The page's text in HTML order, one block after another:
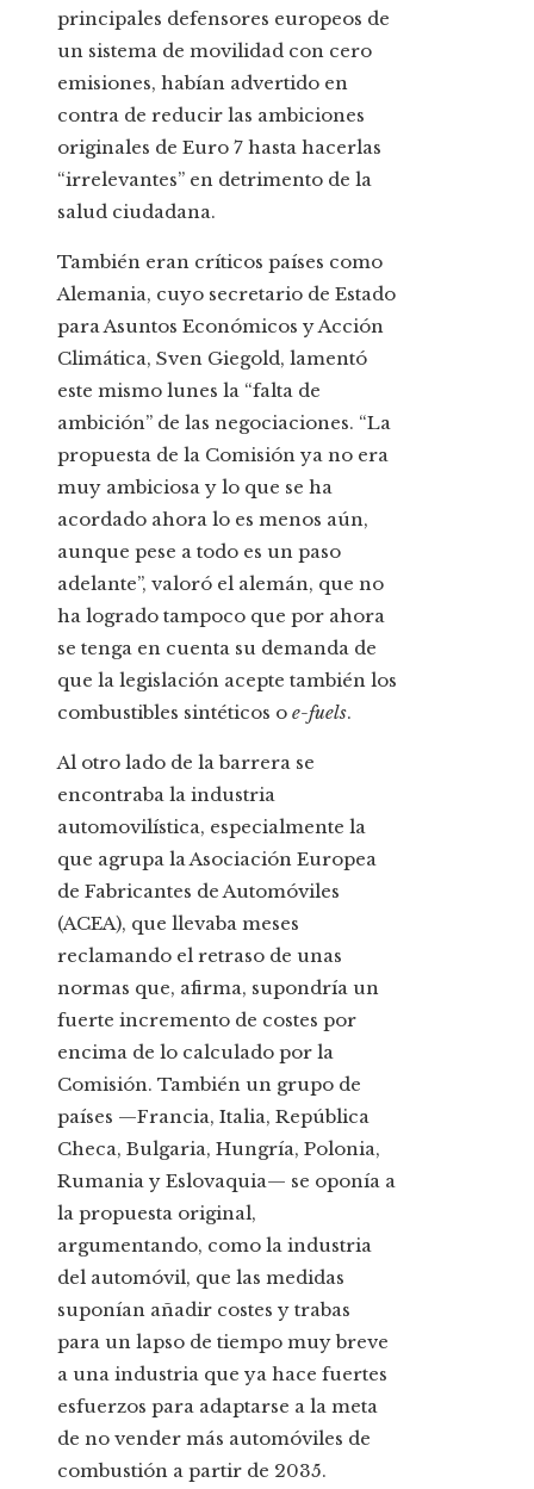
principales defensores europeos de
un sistema de movilidad con cero
emisiones, habían advertido en
contra de reducir las ambiciones
originales de Euro 7 hasta hacerlas
“irrelevantes” en detrimento de la
salud ciudadana.
También eran críticos países como
Alemania, cuyo secretario de Estado
para Asuntos Económicos y Acción
Climática, Sven Giegold, lamentó
este mismo lunes la “falta de
ambición” de las negociaciones. “La
propuesta de la Comisión ya no era
muy ambiciosa y lo que se ha
acordado ahora lo es menos aún,
aunque pese a todo es un paso
adelante”, valoró el alemán, que no
ha logrado tampoco que por ahora
se tenga en cuenta su demanda de
que la legislación acepte también los
combustibles sintéticos o e-fuels.
Al otro lado de la barrera se
encontraba la industria
automovilística, especialmente la
que agrupa la Asociación Europea
de Fabricantes de Automóviles
(ACEA), que llevaba meses
reclamando el retraso de unas
normas que, afirma, supondría un
fuerte incremento de costes por
encima de lo calculado por la
Comisión. También un grupo de
países —Francia, Italia, República
Checa, Bulgaria, Hungría, Polonia,
Rumania y Eslovaquia— se oponía a
la propuesta original,
argumentando, como la industria
del automóvil, que las medidas
suponían añadir costes y trabas
para un lapso de tiempo muy breve
a una industria que ya hace fuertes
esfuerzos para adaptarse a la meta
de no vender más automóviles de
combustión a partir de 2035.